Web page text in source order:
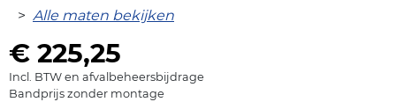
> Alle maten bekijken
€ 225,25
Incl. BTW en afvalbeheersbijdrage
Bandprijs zonder montage